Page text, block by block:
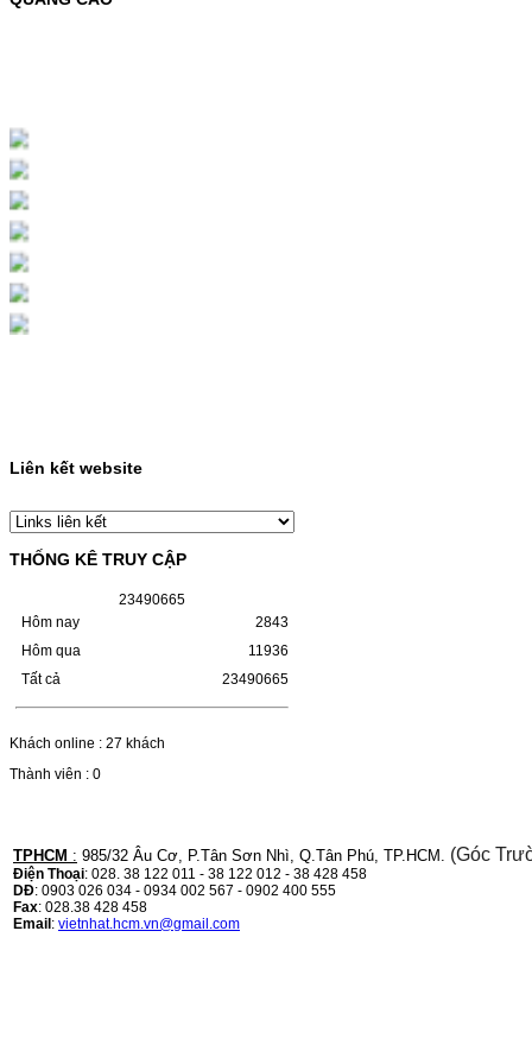
MỰC NẠP MÀU 119A CHO DÒNG MÁY HP
Chọn mua
HỘP MỰC MÀU SAMSUNG
CLT-403S CHO DÒNG MÁY
SL-C435/C436
HỘP MỰC MÀU SAMSUNG CLT-403S CHO
DÒNG MÁY SL-C435/C436MÃ HỘP MỰC:-
Samsung CLT-403S- Loại mực: Mực in laser
màuSỬ DỤNG CHO MÁY IN:- Samsung SL-
(W1110A) CHO DÒNG MÁY
LBP 243/MF 461DW
MÁY LBP 243/MF 461DWMÃ HỘP MỰC:-
Hộp mực HP 110A (W1110A)- Loại mực:
Mực in laser trắng đenSỬ DỤNG CHO MÁY
IN:- HP…
HỘP MỰC CANON CRG-070
HỘP MỰC CANON CRG-070 CHO DÒNG
MÁY LBP 243/MF 461DW MÃ HỘP MỰC:–
Hộp mực Canon CRG-070– Loại mực: Mực
in laser trắng đenSỬ DỤNG CHO MÁY IN:–
Canon i-SENSYS…
Liên kết website
THỐNG KÊ TRUY CẬP
23490665
Hôm nay
Hôm qua
Tất cả
2843
11936
23490665
Khách online : 27 khách
Thành viên : 0
TPHCM : 985/32 Âu Cơ, P.Tân Sơn Nhì, Q.Tân Phú, TP.HCM. (Góc
Điện Thoại: 028. 38 122 011 - 38 122 012 - 38 428 458
DĐ: 0903 026 034 - 0934 002 567 - 0902 400 555
Fax: 028.38 428 458
Email: vietnhat.hcm.vn@gmail.com